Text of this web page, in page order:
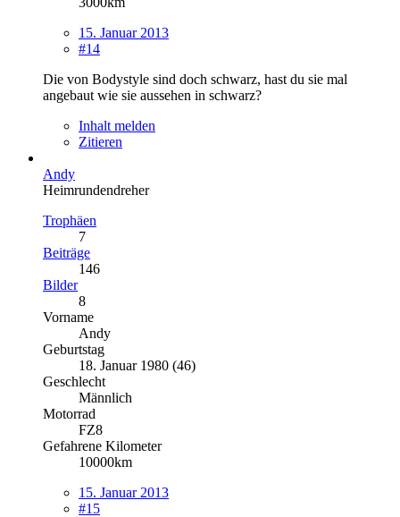
15. Januar 2013
#14
Die von Bodystyle sind doch schwarz, hast du sie mal
angebaut wie sie aussehen in schwarz?
Inhalt melden
Zitieren
Andy
Heimrundendreher
Trophäen
7
Beiträge
146
Bilder
8
Vorname
Andy
Geburtstag
18. Januar 1980 (46)
Geschlecht
Männlich
Motorrad
FZ8
Gefahrene Kilometer
10000km
15. Januar 2013
#15